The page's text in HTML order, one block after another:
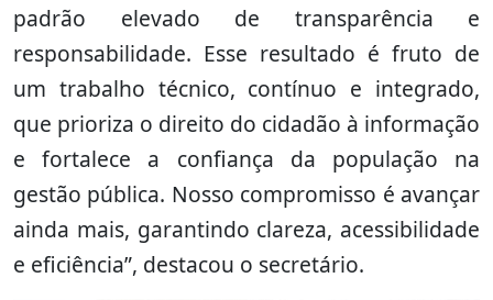
padrão elevado de transparência e
responsabilidade. Esse resultado é fruto de
um trabalho técnico, contínuo e integrado,
que prioriza o direito do cidadão à informação
e fortalece a confiança da população na
gestão pública. Nosso compromisso é avançar
ainda mais, garantindo clareza, acessibilidade
e eficiência”, destacou o secretário.